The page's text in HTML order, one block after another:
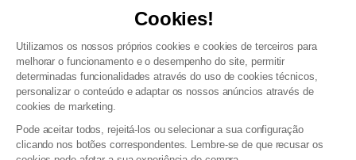
Cookies!
Utilizamos os nossos próprios cookies e cookies de terceiros para
melhorar o funcionamento e o desempenho do site, permitir
determinadas funcionalidades através do uso de cookies técnicos,
personalizar o conteúdo e adaptar os nossos anúncios através de
cookies de marketing.
Pode aceitar todos, rejeitá-los ou selecionar a sua configuração
clicando nos botões correspondentes. Lembre-se de que recusar os
Termos e Condições Gerais de Venda e Aviso Legal
Gestão de dados pessoais e política de cookies
Termos e condições gerais de venda pro